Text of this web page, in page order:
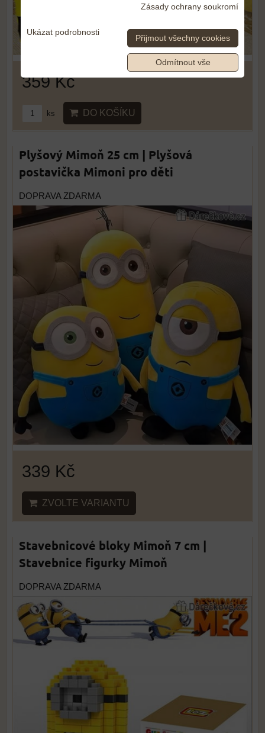
359 Kč
ks DO KOŠÍKU
Plyšový Mimoň 25 cm | Plyšová
postavička Mimoni pro děti
DOPRAVA ZDARMA
339 Kč
ZVOLTE VARIANTU
Stavebnicové bloky Mimoň 7 cm |
Stavebnice figurky Mimoň
DOPRAVA ZDARMA
Zásady ochrany soukromí
Ukázat podrobnosti
Přijmout všechny cookies
Odmítnout vše